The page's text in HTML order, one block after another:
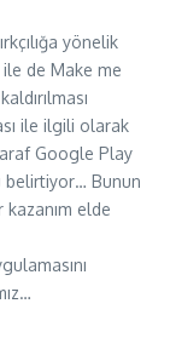
yönelik
ile de Make me
ile ilgili olarak
Google Play
belirtiyor… Bunun
kazanım elde